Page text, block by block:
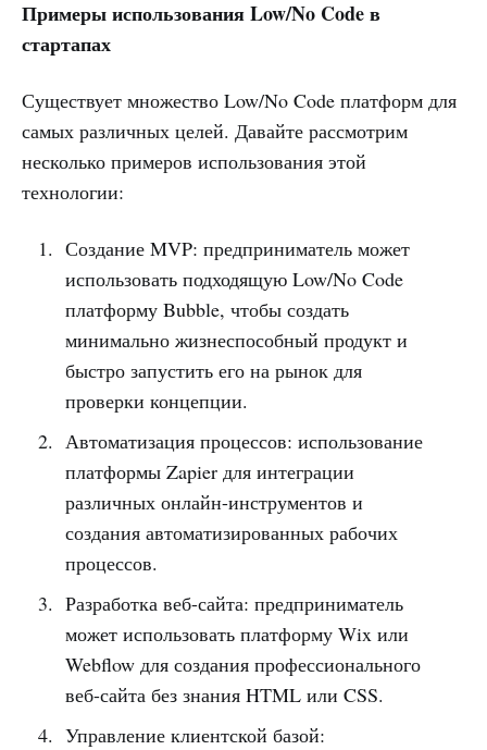
Примеры использования Low/No Code в
стартапах
Существует множество Low/No Code платформ для
самых различных целей. Давайте рассмотрим
несколько примеров использования этой
технологии:
Создание MVP: предприниматель может
использовать подходящую Low/No Code
платформу Bubble, чтобы создать
минимально жизнеспособный продукт и
быстро запустить его на рынок для
проверки концепции.
Автоматизация процессов: использование
платформы Zapier для интеграции
различных онлайн-инструментов и
создания автоматизированных рабочих
процессов.
Разработка веб-сайта: предприниматель
может использовать платформу Wix или
Webflow для создания профессионального
веб-сайта без знания HTML или CSS.
Управление клиентской базой: